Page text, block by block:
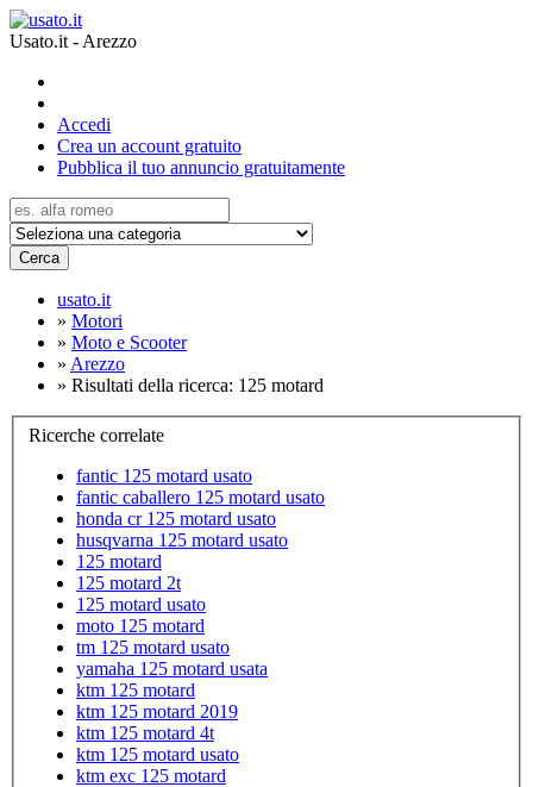
Usato.it - Arezzo
Accedi
Crea un account gratuito
Pubblica il tuo annuncio gratuitamente
Cerca
usato.it
» Motori
» Moto e Scooter
» Arezzo
» Risultati della ricerca: 125 motard
Ricerche correlate
fantic 125 motard usato
fantic caballero 125 motard usato
honda cr 125 motard usato
husqvarna 125 motard usato
125 motard
125 motard 2t
125 motard usato
moto 125 motard
tm 125 motard usato
yamaha 125 motard usata
ktm 125 motard
ktm 125 motard 2019
ktm 125 motard 4t
ktm 125 motard usato
ktm exc 125 motard